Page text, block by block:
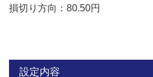
損切り方向：80.50円
設定内容